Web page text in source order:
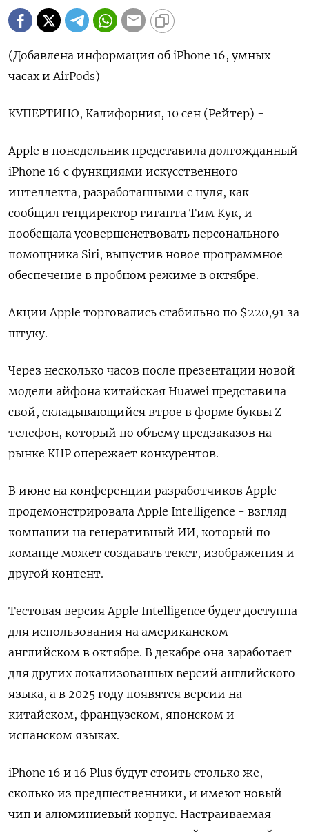
(Добавлена информация об iPhone 16, умных
часах и AirPods)
КУПЕРТИНО, Калифорния, 10 сен (Рейтер) -
Apple в понедельник представила долгожданный
iPhone 16 с функциями искусственного
интеллекта, разработанными с нуля, как
сообщил гендиректор гиганта Тим Кук, и
пообещала усовершенствовать персонального
помощника Siri, выпустив новое программное
обеспечение в пробном режиме в октябре.
Акции Apple торговались стабильно по $220,91 за
штуку.
Через несколько часов после презентации новой
модели айфона китайская Huawei представила
свой, складывающийся втрое в форме буквы Z
телефон, который по объему предзаказов на
рынке КНР опережает конкурентов.
В июне на конференции разработчиков Apple
продемонстрировала Apple Intelligence - взгляд
компании на генеративный ИИ, который по
команде может создавать текст, изображения и
другой контент.
Тестовая версия Apple Intelligence будет доступна
для использования на американском
английском в октябре. В декабре она заработает
для других локализованных версий английского
языка, а в 2025 году появятся версии на
китайском, французском, японском и
испанском языках.
iPhone 16 и 16 Plus будут стоить столько же,
сколько из предшественники, и имеют новый
чип и алюминиевый корпус. Настраиваемая